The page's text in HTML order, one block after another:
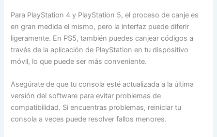
Para PlayStation 4 y PlayStation 5, el proceso de canje es
en gran medida el mismo, pero la interfaz puede diferir
ligeramente. En PS5, también puedes canjear códigos a
través de la aplicación de PlayStation en tu dispositivo
móvil, lo que puede ser más conveniente.
Asegúrate de que tu consola esté actualizada a la última
versión del software para evitar problemas de
compatibilidad. Si encuentras problemas, reiniciar tu
consola a veces puede resolver fallos menores.